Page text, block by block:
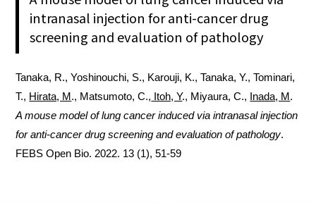
intranasal injection for anti-cancer drug
screening and evaluation of pathology
Tanaka, R., Yoshinouchi, S., Karouji, K., Tanaka, Y., Tominari,
T., Hirata, M., Matsumoto, C., Itoh, Y., Miyaura, C., Inada, M.
A mouse model of lung cancer induced via intranasal injection
for anti-cancer drug screening and evaluation of pathology.
FEBS Open Bio. 2022. 13 (1), 51-59